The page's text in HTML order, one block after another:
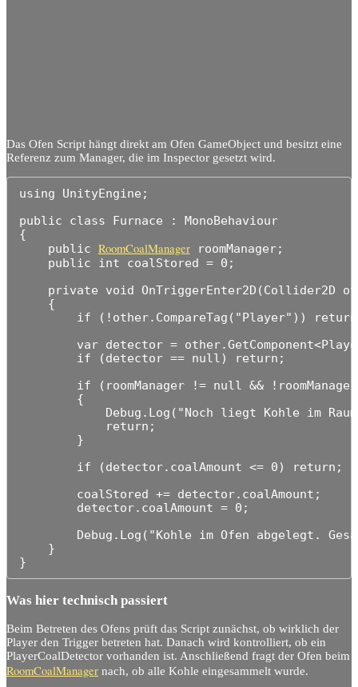
Das Ofen Script hängt direkt am Ofen GameObject und besitzt eine
Referenz zum Manager, die im Inspector gesetzt wird.
using UnityEngine;
public class Furnace : MonoBehaviour
{
    public
RoomCoalManager roomManager;
    public int coalStored = 0;
private void OnTriggerEnter2D(Collider2D
    {
if (!other.CompareTag("Player"))
var detector =
        if (detector == null) return;
if (roomManager != null &&
        {
Debug.Log("Noch liegt Kohle im
            return;
        }
        if (detector.coalAmount <= 0) return;
        coalStored += detector.coalAmount;
        detector.coalAmount = 0;
Debug.Log("Kohle im Ofen abgelegt.
    }
Was hier technisch passiert
Beim Betreten des Ofens prüft das Script zunächst, ob wirklich der
Player den Trigger betreten hat. Danach wird kontrolliert, ob ein
PlayerCoalDetector vorhanden ist. Anschließend fragt der Ofen beim
RoomCoalManager nach, ob alle Kohle eingesammelt wurde.